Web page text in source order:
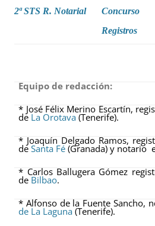
2ª STS R. Notarial
Concurso
Registros
Equipo de redacción:
* José Félix Merino Escartín,
de La Orotava (Tenerife).
* Joaquín Delgado Ramos,
deSanta Fé (Granada) y notario
* Carlos Ballugera Gómez
de Bilbao.
* Alfonso de la Fuente Sancho,
de La Laguna(Tenerife).